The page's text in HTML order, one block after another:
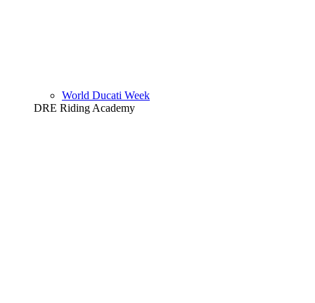
World Ducati Week
DRE Riding Academy